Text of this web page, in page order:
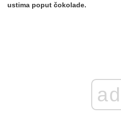
ustima poput čokolade.
ad